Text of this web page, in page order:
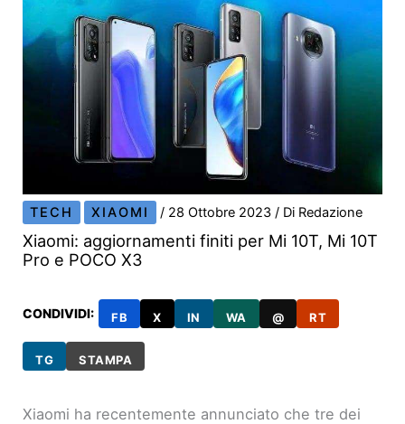
TECH XIAOMI / 28 Ottobre 2023/ Di Redazione
Xiaomi: aggiornamenti finiti per Mi 10T, Mi 10T
Pro e POCO X3
CONDIVIDI: FB X IN WA @ RT
TG STAMPA
Xiaomi ha recentemente annunciato che tre dei